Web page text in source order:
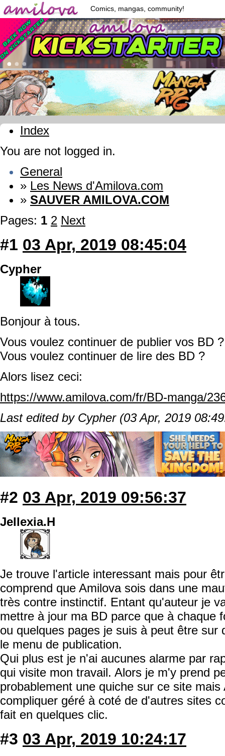
Comics, mangas, community!
Index
You are not logged in.
General
» Les News d'Amilova.com
» SAUVER AMILOVA.COM
Pages: 1 2 Next
#1 03 Apr, 2019 08:45:04
Cypher
Bonjour à tous.
Vous voulez continuer de publier vos BD ?
Vous voulez continuer de lire des BD ?
Alors lisez ceci:
https://www.amilova.com/fr/BD-manga/
Last edited by Cypher (03 Apr, 2019
#2 03 Apr, 2019 09:56:37
Jellexia.H
Je trouve l'article interessant mais pour
comprend que Amilova sois dans une
très contre instinctif. Entant qu'auteur je
mettre à jour ma BD parce que à chaque
ou quelques pages je suis à peut être sur
le menu de publication.
Qui plus est je n'ai aucunes alarme par
qui visite mon travail. Alors je m'y prend
probablement une quiche sur ce site
compliquer géré à coté de d'autres sites
fait en quelques clic.
#3 03 Apr, 2019 10:24:17